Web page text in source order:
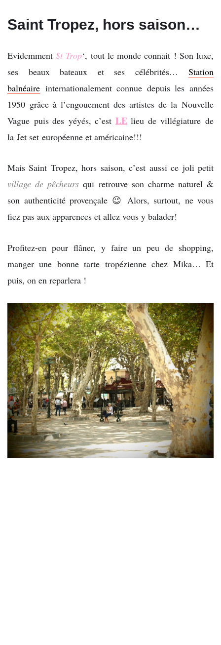
Saint Tropez, hors saison…
EvidemmentSt Trop‘, tout le monde connait ! Son luxe,
ses beaux bateaux et ses célébrités… Station
balnéaire internationalement connue depuis les années
1950 grâce à l’engouement des artistes de la Nouvelle
Vague puis des yéyés, c’est LElieu de villégiature de
la Jet set européenne et américaine!!!
Mais Saint Tropez, hors saison, c’est aussi ce joli petit
village de pêcheurs qui retrouve son charme naturel &
son authenticité provençale 😉 Alors, surtout, ne vous
fiez pas aux apparences et allez vous y balader!
Profitez-en pour flâner, y faire un peu de shopping,
manger une bonne tarte tropézienne chez Mika… Et
puis, on en reparlera !